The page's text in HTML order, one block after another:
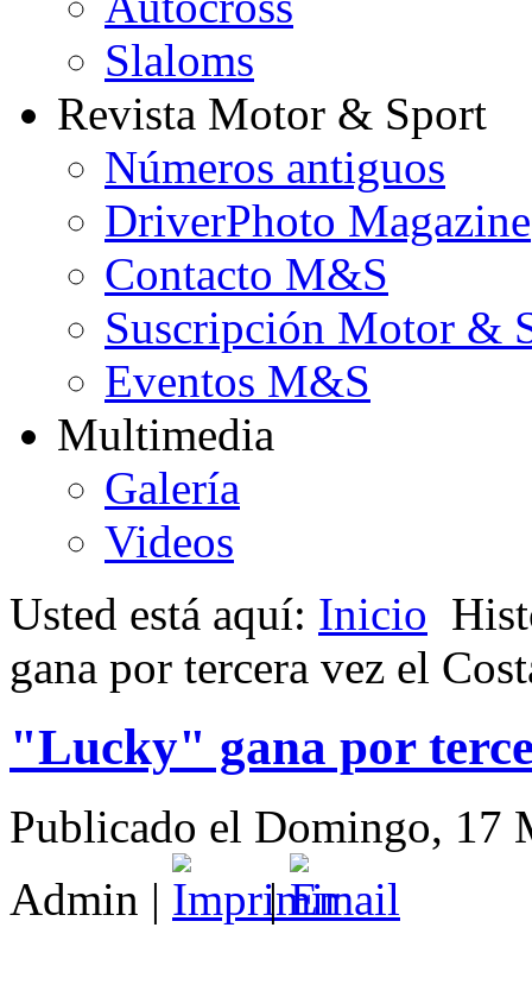
Slaloms
Revista Motor & Sport
Números antiguos
DriverPhoto Magazine
Contacto M&S
Suscripción Motor &
Eventos M&S
Multimedia
Galería
Videos
Usted está aquí: Inicio
gana por tercera vez el
"Lucky" gana por
Publicado el Domingo, 17
Admin | |